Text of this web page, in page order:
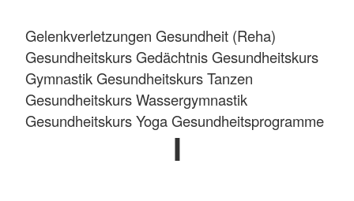
Gelenkverletzungen Gesundheit (Reha)
Gesundheitskurs Gedächtnis Gesundheitskurs
Gymnastik Gesundheitskurs Tanzen
Gesundheitskurs Wassergymnastik
Gesundheitskurs Yoga Gesundheitsprogramme
I